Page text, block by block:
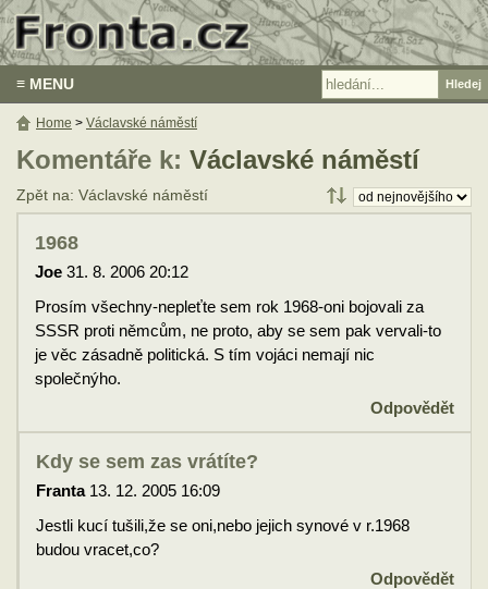
≡ MENU
Komentáře k: Václavské náměstí
Zpět na: Václavské náměstí
1968
Joe 31. 8. 2006 20:12
Prosím všechny-nepleťte sem rok 1968-oni bojovali za
SSSR proti němcům, ne proto, aby se sem pak vervali-to
je věc zásadně politická. S tím vojáci nemají nic
společnýho.
Odpovědět
Kdy se sem zas vrátíte?
Franta13. 12. 2005 16:09
Jestli kucí tušili,že se oni,nebo jejich synové v r.1968
budou vracet,co?
Odpovědět
Home > Václavské náměstí